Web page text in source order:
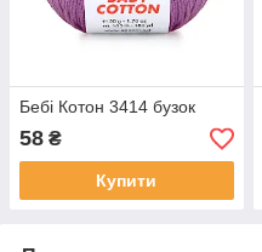
Бебі Котон 3414 бузок
58 ₴
Купити